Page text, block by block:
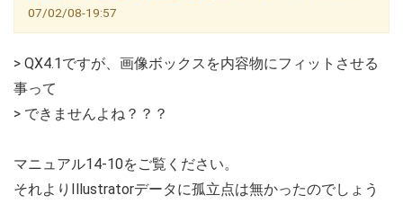
07/02/08-19:57
> QX4.1ですが、画像ボックスを内容物にフィットさせる
事って
> できませんよね？？？
マニュアル14-10をご覧ください。
それよりIllustratorデータに孤立点は無かったのでしょう